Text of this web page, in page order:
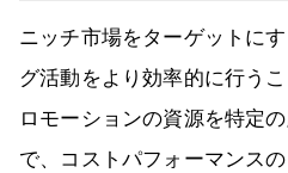
ニッチ市場をターゲットに
グ活動をより効率的に行う
ロモーションの資源を特定
で、コストパフォーマンス